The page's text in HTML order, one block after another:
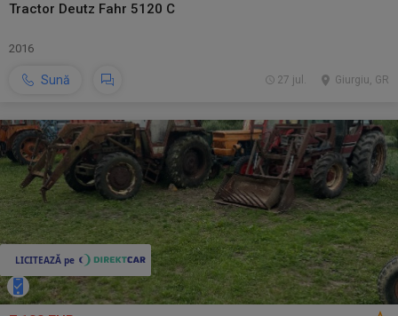
Tractor Deutz Fahr 5120 C
2016
Sună Giurgiu, GR
27 jul.